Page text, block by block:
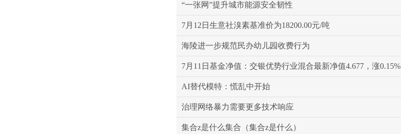
“一张网”提升城市能源安全韧性
7月12日生意社溴素基准价为18200.00元/吨
海陵进一步规范民办幼儿园收费行为
7月11日基金净值：交银优势行业混合最新净值4.677，涨0.15%
AI替代模特：慌乱中开始
治理网络暴力需要更多技术响应
集合z是什么集合（集合z是什么）